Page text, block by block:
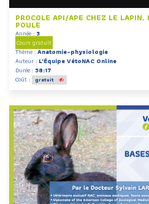
PROCOLE API/APE CHEZ LE
POULE
Année : 3
Cours gratuit
Thème :Anatomie-physiologie
Auteur : L'Équipe VétoNAC Online
Durée : 38:17
Coût :
gratuit